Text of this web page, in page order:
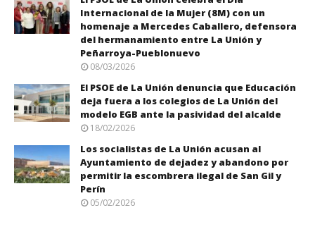
Internacional de la Mujer (8M) con un
homenaje a Mercedes Caballero, defensora
del hermanamiento entre La Unión y
Peñarroya-Pueblonuevo
08/03/2026
El PSOE de La Unión denuncia que Educación
deja fuera a los colegios de La Unión del
modelo EGB ante la pasividad del alcalde
18/02/2026
Los socialistas de La Unión acusan al
Ayuntamiento de dejadez y abandono por
permitir la escombrera ilegal de San Gil y
Perín
05/02/2026